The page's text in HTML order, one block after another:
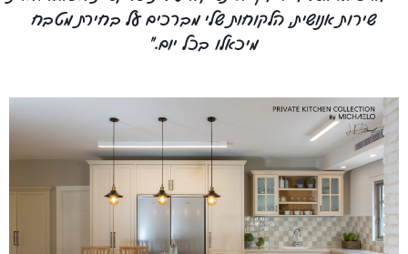
שירות אנושית, הלקוחות שלי מברכים על בחירת מטבח
מיכאלו בכל יום."